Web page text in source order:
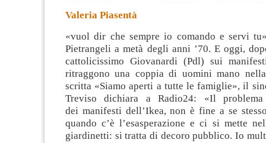
Valeria Piasentà
«vuol dir che sempre io comando e servi
Pietrangeli a metà degli anni ’70. E oggi,
cattolicissimo Giovanardi (Pdl) sui
ritraggono una coppia di uomini mano
scritta «Siamo aperti a tutte le famiglie», il
Treviso dichiara a Radio24: «Il
dei manifesti dell’Ikea, non è fine a se
quando c’è l’esasperazione e ci si mette
giardinetti: si tratta di decoro pubblico. Io